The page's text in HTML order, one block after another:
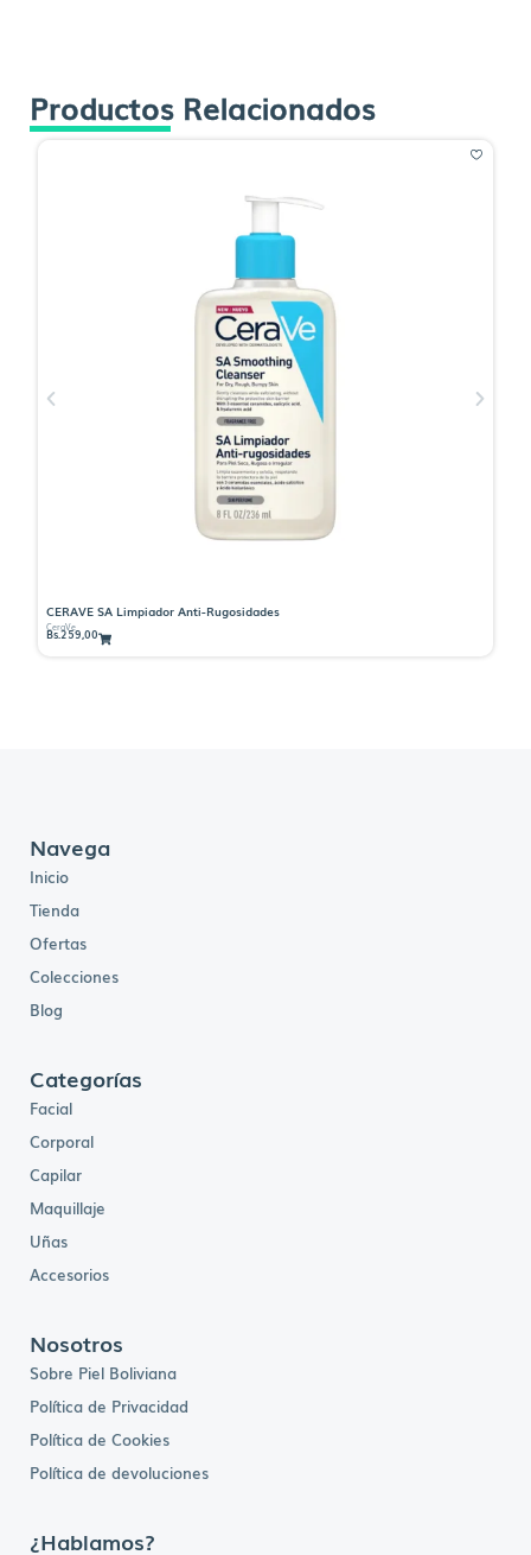
Productos Relacionados
CERAVE SA Limpiador Anti-Rugosidades
CeraVe
Bs.259,00
Navega
Inicio
Tienda
Ofertas
Colecciones
Blog
Categorías
Facial
Corporal
Capilar
Maquillaje
Uñas
Accesorios
Nosotros
Sobre Piel Boliviana
Política de Privacidad
Política de Cookies
Política de devoluciones
¿Hablamos?